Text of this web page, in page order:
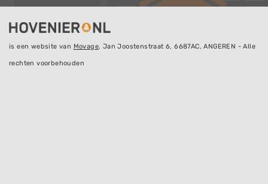
is een website van Movage, Jan Joostenstraat 6, 6687AC, ANGEREN - Alle
rechten voorbehouden